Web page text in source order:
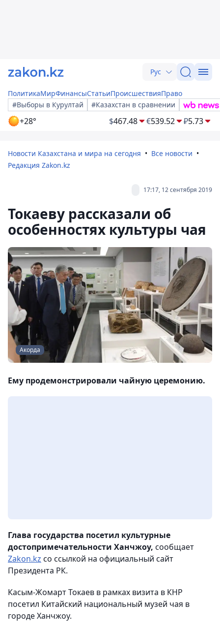
Рус
ПолитикаМирФинансыСтатьиПроисшествияПраво
#Выборы в Курултай
#Казахстан в сравнении
+28° $467.48 €539.52 ₽5.73
Новости Казахстана и мира на сегодня
Все новости
Редакция Zakon.kz
17:17, 12 сентября 2019
Токаеву рассказали об
особенностях культуры чая
Акорда
Ему продемонстрировали чайную церемонию.
Глава государства посетил культурные
достопримечательности Ханчжоу, сообщает
Zakon.kz со ссылкой на официальный сайт
Президента РК.
Касым-Жомарт Токаев в рамках визита в КНР
посетил Китайский национальный музей чая в
городе Ханчжоу.